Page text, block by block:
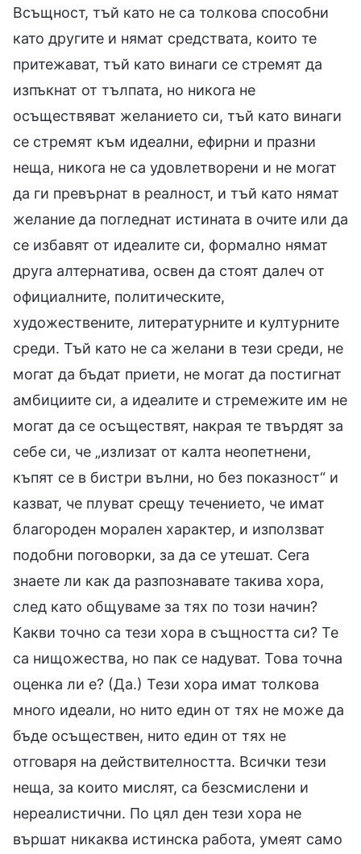
Всъщност, тъй като не са толкова способни
като другите и нямат средствата, които те
притежават, тъй като винаги се стремят да
изпъкнат от тълпата, но никога не
осъществяват желанието си, тъй като винаги
се стремят към идеални, ефирни и празни
неща, никога не са удовлетворени и не могат
да ги превърнат в реалност, и тъй като нямат
желание да погледнат истината в очите или да
се избавят от идеалите си, формално нямат
друга алтернатива, освен да стоят далеч от
официалните, политическите,
художествените, литературните и културните
среди. Тъй като не са желани в тези среди, не
могат да бъдат приети, не могат да постигнат
амбициите си, а идеалите и стремежите им не
могат да се осъществят, накрая те твърдят за
себе си, че „излизат от калта неопетнени,
къпят се в бистри вълни, но без показност“ и
казват, че плуват срещу течението, че имат
благороден морален характер, и използват
подобни поговорки, за да се утешат. Сега
знаете ли как да разпознавате такива хора,
след като общуваме за тях по този начин?
Какви точно са тези хора в същността си? Те
са нищожества, но пак се надуват. Това точна
оценка ли е? (Да.) Тези хора имат толкова
много идеали, но нито един от тях не може да
бъде осъществен, нито един от тях не
отговаря на действителността. Всички тези
неща, за които мислят, са безсмислени и
нереалистични. По цял ден тези хора не
вършат никаква истинска работа, умеят само